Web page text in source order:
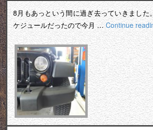
8月もあっという間に過ぎ去っていきました
ケジュールだったので今月 …Continue